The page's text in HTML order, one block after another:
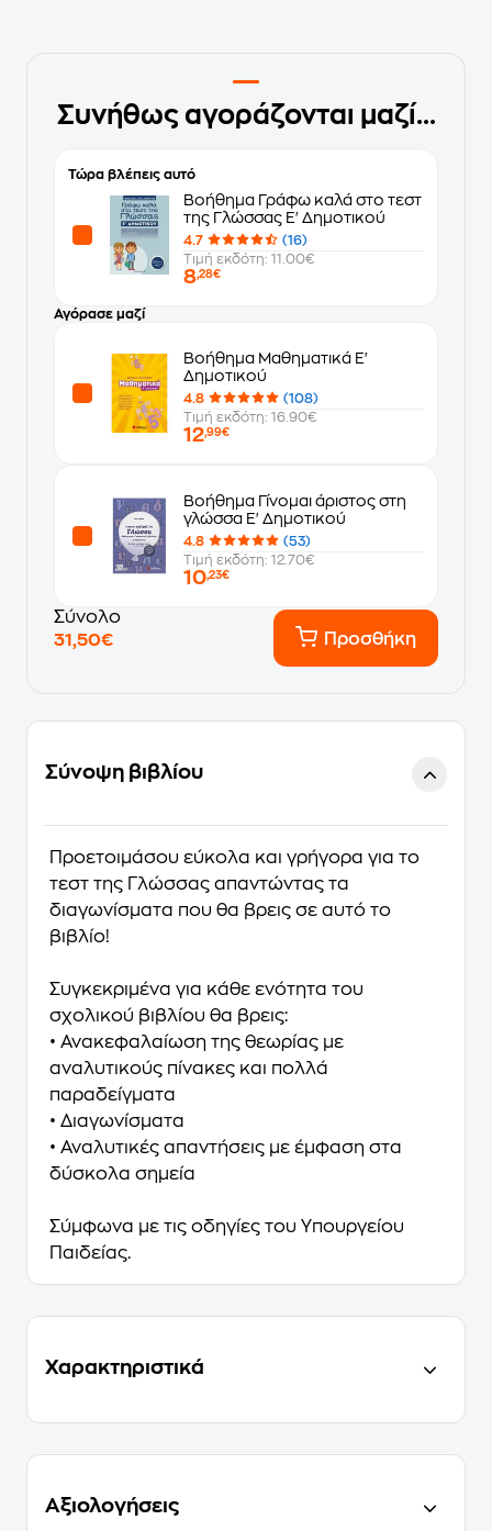
Συνήθως αγοράζονται μαζί...
Τώρα βλέπεις αυτό
Βοήθημα Γράφω καλά στο τεστ
της Γλώσσας Ε' Δημοτικού
4.7
(16)
Τιμή εκδότη: 11.00€
8,28€
Αγόρασε μαζί
Βοήθημα Μαθηματικά Ε'
Δημοτικού
4.8
(108)
Τιμή εκδότη: 16.90€
12,99€
Βοήθημα Γίνομαι άριστος στη
γλώσσα Ε' Δημοτικού
4.8
(53)
Τιμή εκδότη: 12.70€
10,23€
Σύνολο
31,50€
Προσθήκη
Σύνοψη βιβλίου
Προετοιμάσου εύκολα και γρήγορα για το
τεστ της Γλώσσας απαντώντας τα
διαγωνίσματα που θα βρεις σε αυτό το
βιβλίο!
Συγκεκριμένα για κάθε ενότητα του
σχολικού βιβλίου θα βρεις:
• Ανακεφαλαίωση της θεωρίας με
αναλυτικούς πίνακες και πολλά
παραδείγματα
• Διαγωνίσματα
• Αναλυτικές απαντήσεις με έμφαση στα
δύσκολα σημεία
Σύμφωνα με τις οδηγίες του Υπουργείου
Παιδείας.
Χαρακτηριστικά
Αξιολογήσεις